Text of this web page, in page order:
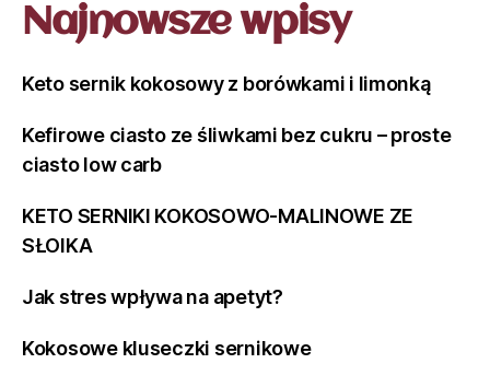
Najnowsze wpisy
Keto sernik kokosowy z borówkami i limonką
Kefirowe ciasto ze śliwkami bez cukru – proste
ciasto low carb
KETO SERNIKI KOKOSOWO-MALINOWE ZE
SŁOIKA
Jak stres wpływa na apetyt?
Kokosowe kluseczki sernikowe